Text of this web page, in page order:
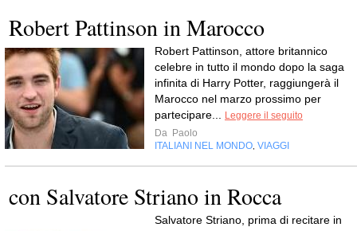
Robert Pattinson in Marocco
Robert Pattinson, attore britannico
celebre in tutto il mondo dopo la saga
infinita di Harry Potter, raggiungerà il
Marocco nel marzo prossimo per
partecipare...
Leggere il seguito
Da Paolo
ITALIANI NEL MONDO VIAGGI
con Salvatore Striano in Rocca
Salvatore Striano, prima di recitare in